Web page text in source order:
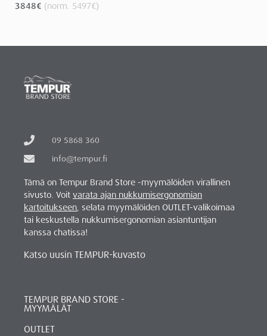
3848€ (norm. 5497€)
09 5868 360
info@tempur.fi
Tämä on Tempur Brand Store -myymälöiden virallinen
sivusto. Voit varata ajan nukkumisergonomian
kartoitukseen, selata myymälöiden OUTLET-valikoimaa
tai keskustella nukkumisergonomian asiantuntijan
kanssa chatissa!
Katso uusin TEMPUR-kuvasto
TEMPUR BRAND STORE -
MYYMÄLÄT
OUTLET